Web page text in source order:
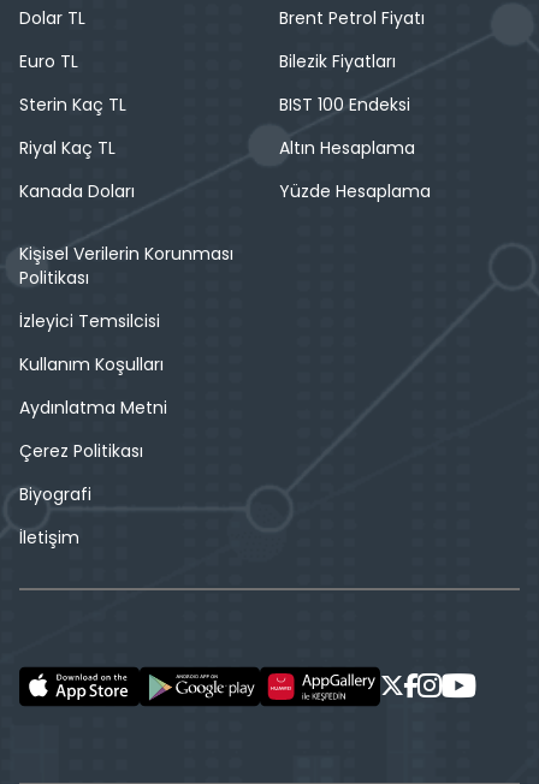
Dolar TL
Euro TL
Sterin Kaç TL
Riyal Kaç TL
Kanada Doları
Brent Petrol Fiyatı
Bilezik Fiyatları
BIST 100 Endeksi
Altın Hesaplama
Yüzde Hesaplama
Kişisel Verilerin Korunması
Politikası
İzleyici Temsilcisi
Kullanım Koşulları
Aydınlatma Metni
Çerez Politikası
Biyografi
İletişim